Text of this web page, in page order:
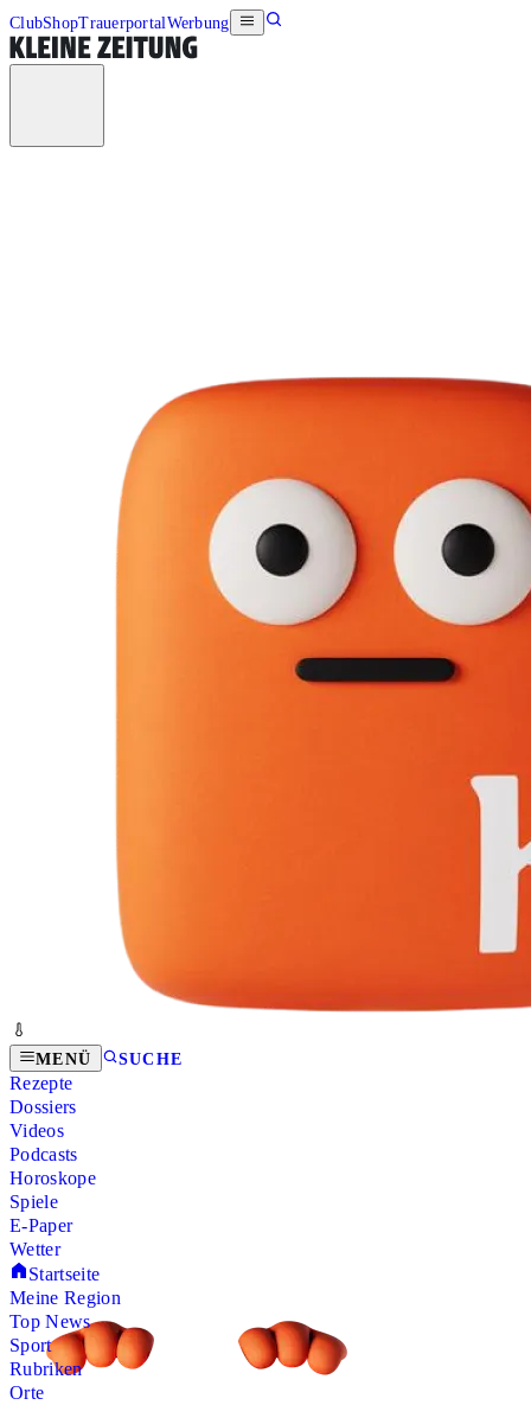
ClubShopTrauerportalWerbung
MENÜ SUCHE
Rezepte
Dossiers
Videos
Podcasts
Horoskope
Spiele
E-Paper
Wetter
Startseite
Meine Region
Top News
Sport
Rubriken
Orte